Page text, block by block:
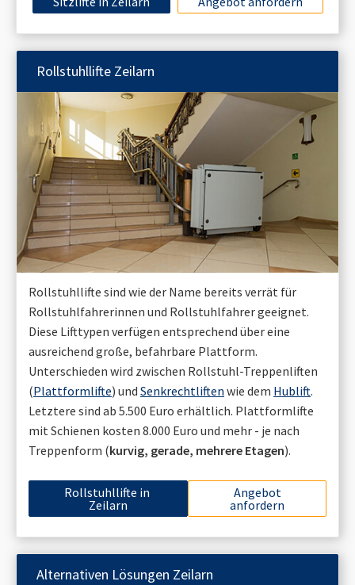
Rollstuhllifte Zeilarn
Rollstuhllifte sind wie der Name bereits verrät für
Rollstuhlfahrerinnen und Rollstuhlfahrer geeignet.
Diese Lifttypen verfügen entsprechend über eine
ausreichend große, befahrbare Plattform.
Unterschieden wird zwischen Rollstuhl-Treppenliften
(Plattformlifte) und Senkrechtliften wie dem Hublift.
Letztere sind ab 5.500 Euro erhältlich. Plattformlifte
mit Schienen kosten 8.000 Euro und mehr - je nach
Treppenform (kurvig, gerade, mehrere Etagen).
Rollstuhllifte in
Zeilarn
Angebot
anfordern
Alternativen Lösungen Zeilarn